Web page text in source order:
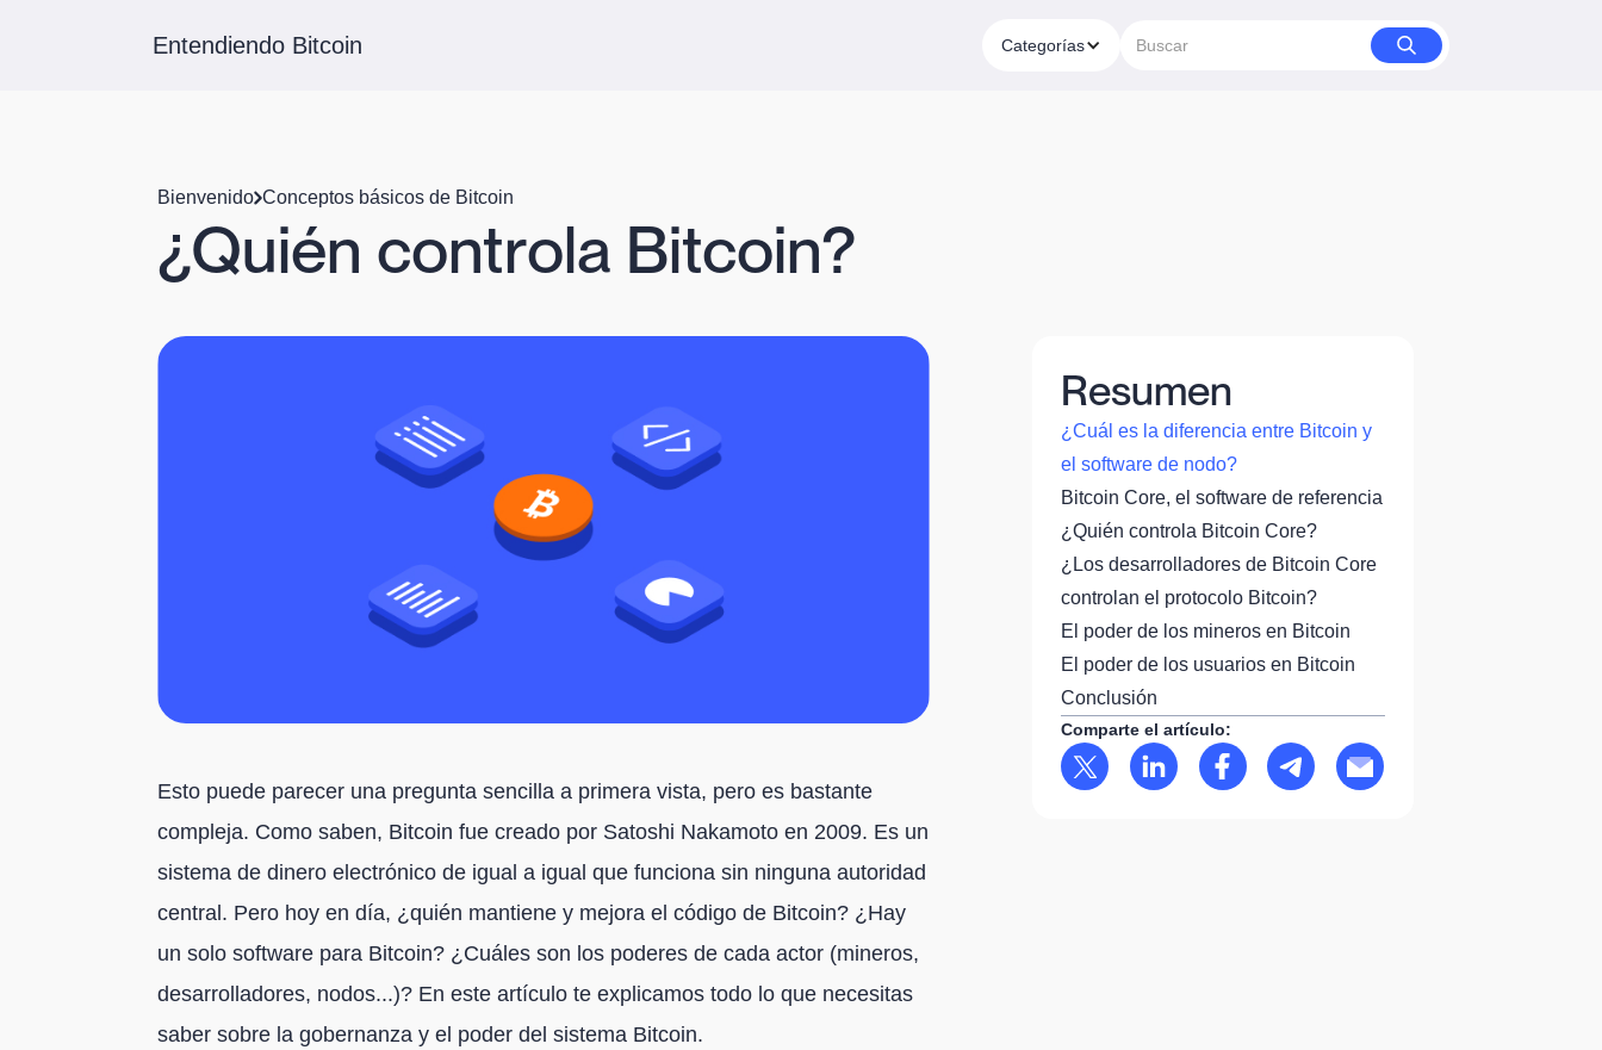
Entendiendo Bitcoin Categorías
Bienvenido Conceptos básicos de Bitcoin
¿Quién controla Bitcoin?
Esto puede parecer una pregunta sencilla a primera vista, pero es bastante
compleja. Como saben, Bitcoin fue creado por Satoshi Nakamoto en 2009. Es un
sistema de dinero electrónico de igual a igual que funciona sin ninguna autoridad
central. Pero hoy en día, ¿quién mantiene y mejora el código de Bitcoin? ¿Hay
un solo software para Bitcoin? ¿Cuáles son los poderes de cada actor (mineros,
desarrolladores, nodos...)? En este artículo te explicamos todo lo que necesitas
saber sobre la gobernanza y el poder del sistema Bitcoin.
Resumen
¿Cuál es la diferencia entre Bitcoin y
el software de nodo?
Bitcoin Core, el software de referencia
¿Quién controla Bitcoin Core?
¿Los desarrolladores de Bitcoin Core
controlan el protocolo Bitcoin?
El poder de los mineros en Bitcoin
El poder de los usuarios en Bitcoin
Conclusión
Comparte el artículo: